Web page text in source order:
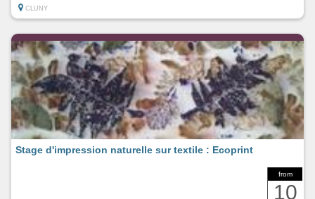
CLUNY
from
10
Stage d'impression naturelle sur textile : Ecoprint